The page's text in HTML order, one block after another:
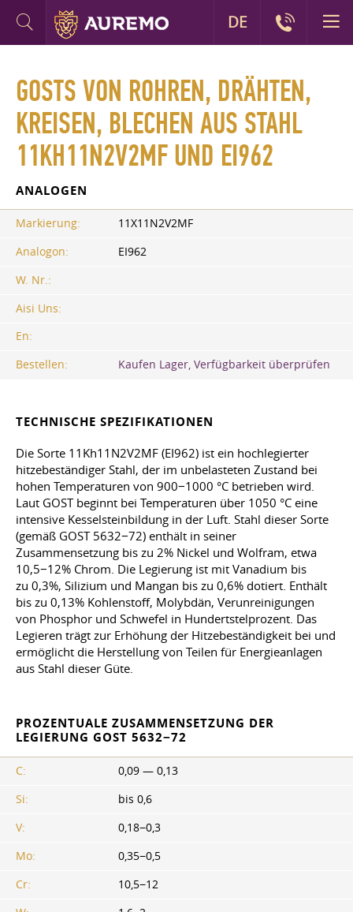
GOSTS VON ROHREN, DRÄHTEN,
KREISEN, BLECHEN AUS STAHL
11KH11N2V2MF UND EI962
ANALOGEN
Markierung:
11X11N2V2MF
Analogon:
EI962
W. Nr.:
Aisi Uns:
En:
Bestellen:
Kaufen Lager, Verfügbarkeit überprüfen
TECHNISCHE SPEZIFIKATIONEN
Die Sorte 11Kh11N2V2MF (EI962) ist ein hochlegierter
hitzebeständiger Stahl, der im unbelasteten Zustand bei
hohen Temperaturen von 900−1000 °C betrieben wird.
Laut GOST beginnt bei Temperaturen über 1050 °C eine
intensive Kesselsteinbildung in der Luft. Stahl dieser Sorte
(gemäß GOST 5632−72) enthält in seiner
Zusammensetzung bis zu 2% Nickel und Wolfram, etwa
10,5−12% Chrom. Die Legierung ist mit Vanadium bis
zu 0,3%, Silizium und Mangan bis zu 0,6% dotiert. Enthält
bis zu 0,13% Kohlenstoff, Molybdän, Verunreinigungen
von Phosphor und Schwefel in Hundertstelprozent. Das
Legieren trägt zur Erhöhung der Hitzebeständigkeit bei und
ermöglicht die Herstellung von Teilen für Energieanlagen
aus Stahl dieser Güte.
PROZENTUALE ZUSAMMENSETZUNG DER
LEGIERUNG GOST 5632−72
C:
0,09 — 0,13
Si:
bis 0,6
V:
0,18−0,3
Mo:
0,35−0,5
Cr:
10,5−12
DE